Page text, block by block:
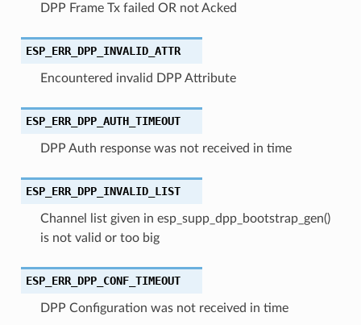
DPP Frame Tx failed OR not Acked
ESP_ERR_DPP_INVALID_ATTR
Encountered invalid DPP Attribute
ESP_ERR_DPP_AUTH_TIMEOUT
DPP Auth response was not received in time
ESP_ERR_DPP_INVALID_LIST
Channel list given in esp_supp_dpp_bootstrap_gen()
is not valid or too big
ESP_ERR_DPP_CONF_TIMEOUT
DPP Configuration was not received in time